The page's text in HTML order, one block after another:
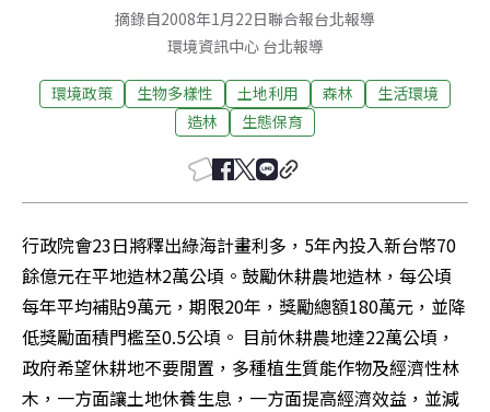
摘錄自2008年1月22日聯合報台北報導
環境資訊中心 台北報導
環境政策 生物多樣性 土地利用 森林
生活環境
造林
生態保育
行政院會23日將釋出綠海計畫利多，5年內投入新台幣70
餘億元在平地造林2萬公頃。鼓勵休耕農地造林，每公頃
每年平均補貼9萬元，期限20年，獎勵總額180萬元，並降
低獎勵面積門檻至0.5公頃。 目前休耕農地達22萬公頃，
政府希望休耕地不要閒置，多種植生質能作物及經濟性林
木，一方面讓土地休養生息，一方面提高經濟效益，並減